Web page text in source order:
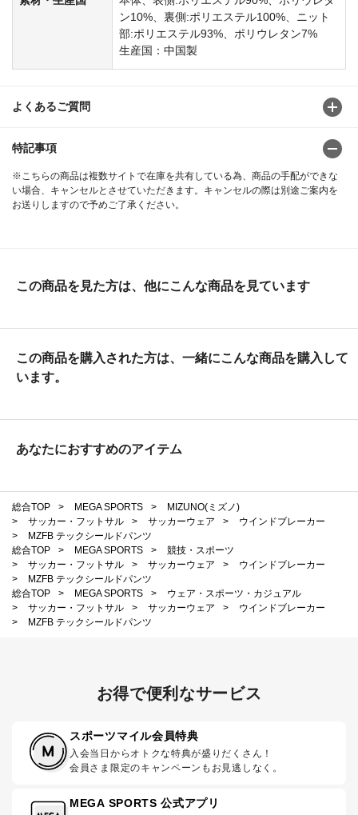
ン10%、裏側:ポリエステル100%、ニット
部:ポリエステル93%、ポリウレタン7%
生産国：中国製
よくあるご質問
特記事項
※こちらの商品は複数サイトで在庫を共有している為、商品の手配ができな
い場合、キャンセルとさせていただきます。キャンセルの際は別途ご案内を
お送りしますので予めご了承ください。
この商品を見た方は、他にこんな商品を見ています
この商品を購入された方は、一緒にこんな商品を購入して
います。
あなたにおすすめのアイテム
総合TOP > MEGA SPORTS >
MIZUNO(ミズノ)
>
サッカー・フットサル > サッカーウェア >
ウインドブレーカー
>
MZFB テックシールドパンツ
総合TOP
> MEGA SPORTS >
競技・スポーツ
>
サッカー・フットサル > サッカーウェア >
ウインドブレーカー
>
MZFB テックシールドパンツ
総合TOP
> MEGA SPORTS >
ウェア・スポーツ・カジュアル
>
サッカー・フットサル > サッカーウェア >
ウインドブレーカー
>
MZFB テックシールドパンツ
お得で便利なサービス
スポーツマイル会員特典
入会当日からオトクな特典が盛りだくさん！
会員さま限定のキャンペーンもお見逃しなく。
MEGA SPORTS 公式アプリ